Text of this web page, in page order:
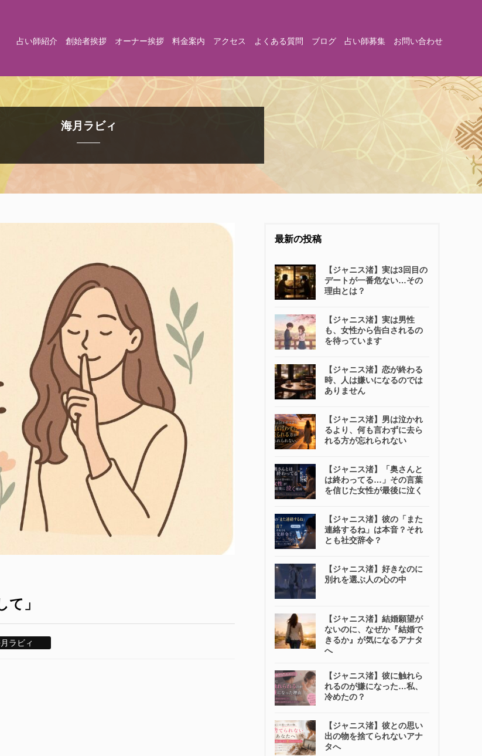
占い師紹介 創始者挨拶 オーナー挨拶 料金案内 アクセス よくある質問 ブログ 占い師募集 お問い合わせ
海月ラビィ
」
ラビィ
最新の投稿
【ジャニス渚】実は3回目の
デートが一番危ない…その
理由とは？
【ジャニス渚】実は男性
も、女性から告白されるの
を待っています
【ジャニス渚】恋が終わる
時、人は嫌いになるのでは
ありません
【ジャニス渚】男は泣かれ
るより、何も言わずに去ら
れる方が忘れられない
【ジャニス渚】「奥さんと
は終わってる…」その言葉
を信じた女性が最後に泣く
【ジャニス渚】彼の「また
連絡するね」は本音？それ
とも社交辞令？
【ジャニス渚】好きなのに
別れを選ぶ人の心の中
【ジャニス渚】結婚願望が
ないのに、なぜか『結婚で
きるか』が気になるアナタ
へ
【ジャニス渚】彼に触れら
れるのが嫌になった…私、
冷めたの？
【ジャニス渚】彼との思い
出の物を捨てられないアナ
タへ